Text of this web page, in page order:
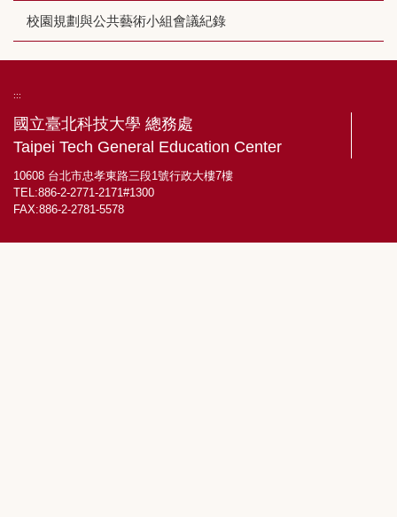
經營管理組
統計資料
校園規劃與公共藝術小組會議紀錄
:::
國立臺北科技大學 總務處
Taipei Tech General Education Center
10608 台北市忠孝東路三段1號行政大樓7樓
TEL:886-2-2771-2171#1300
FAX:886-2-2781-5578